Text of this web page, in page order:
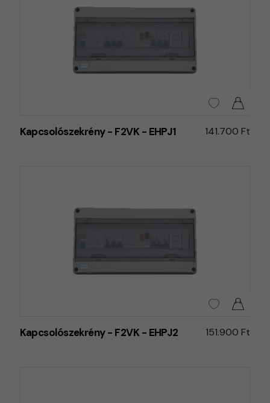
Kapcsolószekrény - F2VK - EHPJ1 141.700 Ft
Kapcsolószekrény - F2VK - EHPJ2 151.900 Ft